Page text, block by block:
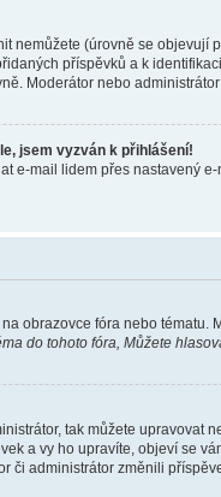
nemůžete (úrovně se
příspěvků a k
Moderátor nebo
jsem vyzván k přihlášení!
e-mail lidem přes nastavený
obrazovce fóra nebo tématu.
do tohoto fóra, Můžete
tak můžete upravovat
a vy ho upravíte, objeví se
či administrátor změnili